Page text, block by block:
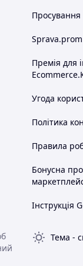
Просування
Премія для
Угода
Політика
Правила
Бонусна
Інструкція
Тема -